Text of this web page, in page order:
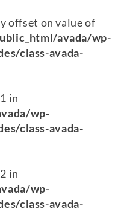
offset on value of
avada/wp-
class-avada-
in
wp-
class-avada-
in
wp-
class-avada-